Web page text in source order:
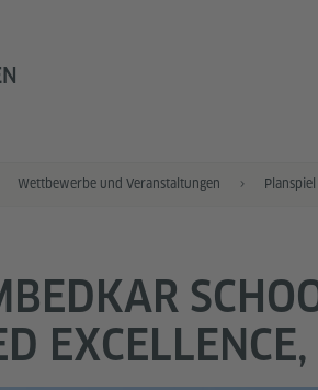
Wettbewerbe und Veranstaltungen